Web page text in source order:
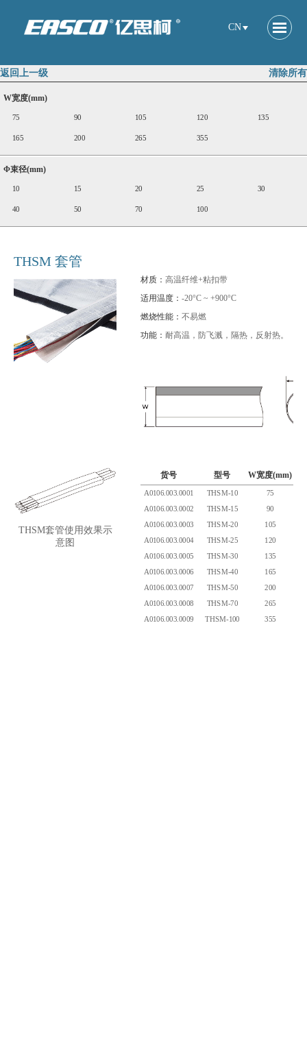
CN
清除所有
返回上一级
W宽度(mm)
75 90 105 120 135
165 200 265 355
Φ束径(mm)
10 15 20 25 30
40 50 70 100
THSM 套管
材质： 高温纤维+粘扣带
适用温度： -20°C ~ +900°C
燃烧性能： 不易燃
功能： 耐高温，防飞溅，隔热，反射热。
THSM套管使用效果示
意图
货号 型号 W宽度(mm)
A0106.003.0001 THSM-10
75
A0106.003.0002
THSM-15
90
A0106.003.0003
THSM-20
105
A0106.003.0004
THSM-25
120
A0106.003.0005
THSM-30
135
A0106.003.0006
THSM-40
165
A0106.003.0007
THSM-50
200
A0106.003.0008
THSM-70
265
A0106.003.0009
THSM-100 355